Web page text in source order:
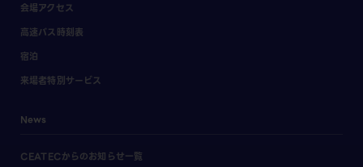
会場アクセス
高速バス時刻表
宿泊
来場者特別サービス
News
CEATECからのお知らせ一覧